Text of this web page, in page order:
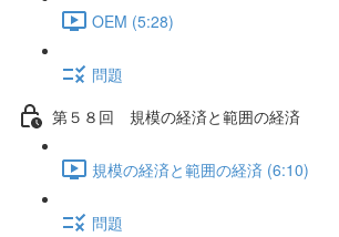
OEM (5:28)
問題
第５８回 規模の経済と範囲の経済
規模の経済と範囲の経済 (6:10)
問題